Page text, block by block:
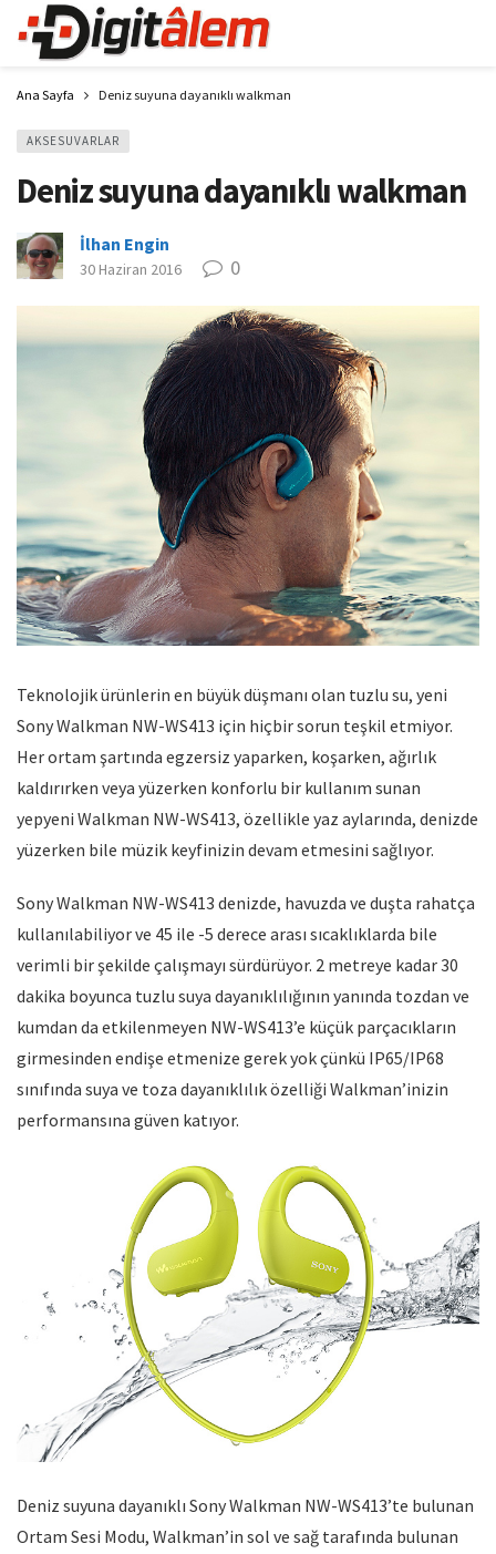
Ana Sayfa Deniz suyuna dayanıklı walkman
AKSESUVARLAR
Deniz suyuna dayanıklı walkman
İlhan Engin
30 Haziran 2016 0
Teknolojik ürünlerin en büyük düşmanı olan tuzlu su, yeni
Sony Walkman NW-WS413 için hiçbir sorun teşkil etmiyor.
Her ortam şartında egzersiz yaparken, koşarken, ağırlık
kaldırırken veya yüzerken konforlu bir kullanım sunan
yepyeni Walkman NW-WS413, özellikle yaz aylarında, denizde
yüzerken bile müzik keyfinizin devam etmesini sağlıyor.
Sony Walkman NW-WS413 denizde, havuzda ve duşta rahatça
kullanılabiliyor ve 45 ile -5 derece arası sıcaklıklarda bile
verimli bir şekilde çalışmayı sürdürüyor. 2 metreye kadar 30
dakika boyunca tuzlu suya dayanıklılığının yanında tozdan ve
kumdan da etkilenmeyen NW-WS413’e küçük parçacıkların
girmesinden endişe etmenize gerek yok çünkü IP65/IP68
sınıfında suya ve toza dayanıklılık özelliği Walkman’inizin
performansına güven katıyor.
Deniz suyuna dayanıklı Sony Walkman NW-WS413’te bulunan
Ortam Sesi Modu, Walkman’in sol ve sağ tarafında bulunan